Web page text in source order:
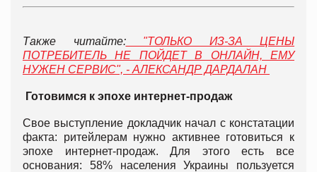
Также читайте:"ТОЛЬКО ИЗ-ЗА ЦЕНЫ
ПОТРЕБИТЕЛЬ НЕ ПОЙДЕТ В ОНЛАЙН, ЕМУ
НУЖЕН СЕРВИС", - АЛЕКСАНДР ДАРДАЛАН
Готовимся к эпохе интернет-продаж
Свое выступление докладчик начал с констатации
факта: ритейлерам нужно активнее готовиться к
эпохе интернет-продаж. Для этого есть все
основания: 58% населения Украины пользуется